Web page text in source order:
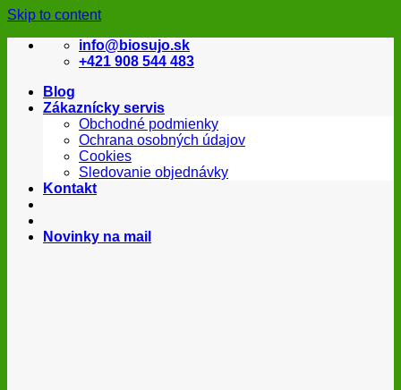
Skip to content
info@biosujo.sk
+421 908 544 483
Blog
Zákaznícky servis
Obchodné podmienky
Ochrana osobných údajov
Cookies
Sledovanie objednávky
Kontakt
Novinky na mail